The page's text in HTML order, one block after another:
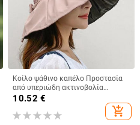
Κοίλο ψάθινο καπέλο Προστασία
από υπεριώδη ακτινοβολία
Μεγάλο γείσο Αντιηλιακό κουβά
προσώπου Καπέλα ηλίου Καπέλα
ηλίου για γυναίκες Καλοκαιρινό
10.52 €
add_shopping_cart